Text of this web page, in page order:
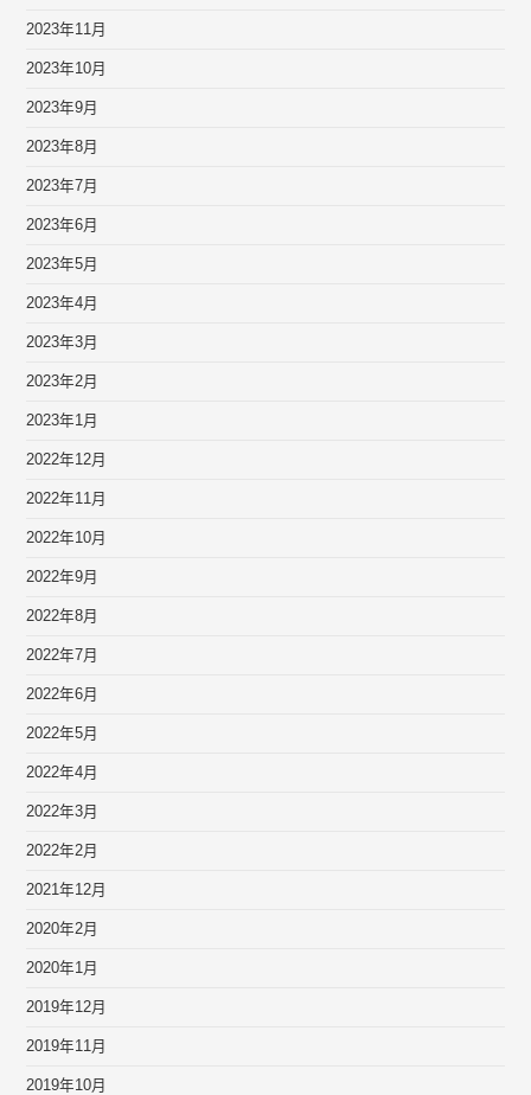
2023年11月
2023年10月
2023年9月
2023年8月
2023年7月
2023年6月
2023年5月
2023年4月
2023年3月
2023年2月
2023年1月
2022年12月
2022年11月
2022年10月
2022年9月
2022年8月
2022年7月
2022年6月
2022年5月
2022年4月
2022年3月
2022年2月
2021年12月
2020年2月
2020年1月
2019年12月
2019年11月
2019年10月